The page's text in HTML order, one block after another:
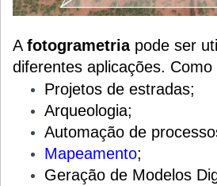
A fotogrametriapode ser
diferentes aplicações.
Projetos de estradas;
Arqueologia;
Automação de
Mapeamento;
Geração de Modelos